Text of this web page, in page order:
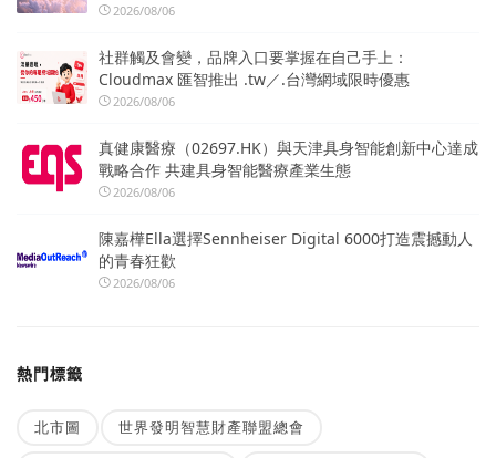
2026/08/06
社群觸及會變，品牌入口要掌握在自己手上：
Cloudmax 匯智推出 .tw／.台灣網域限時優惠
2026/08/06
真健康醫療（02697.HK）與天津具身智能創新中心達成
戰略合作 共建具身智能醫療產業生態
2026/08/06
陳嘉樺Ella選擇Sennheiser Digital 6000打造震撼動人
的青春狂歡
2026/08/06
熱門標籤
北市圖 世界發明智慧財產聯盟總會